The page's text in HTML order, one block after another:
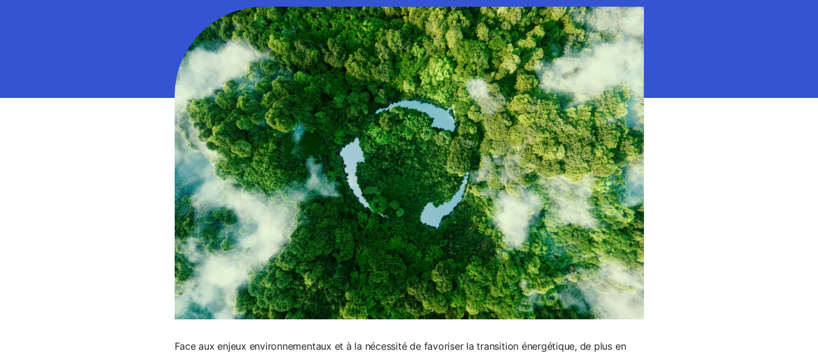
Face aux enjeux environnementaux et à la nécessité de favoriser la transition énergétique, de plus en